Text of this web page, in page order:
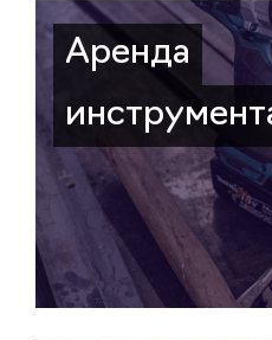
Аренда